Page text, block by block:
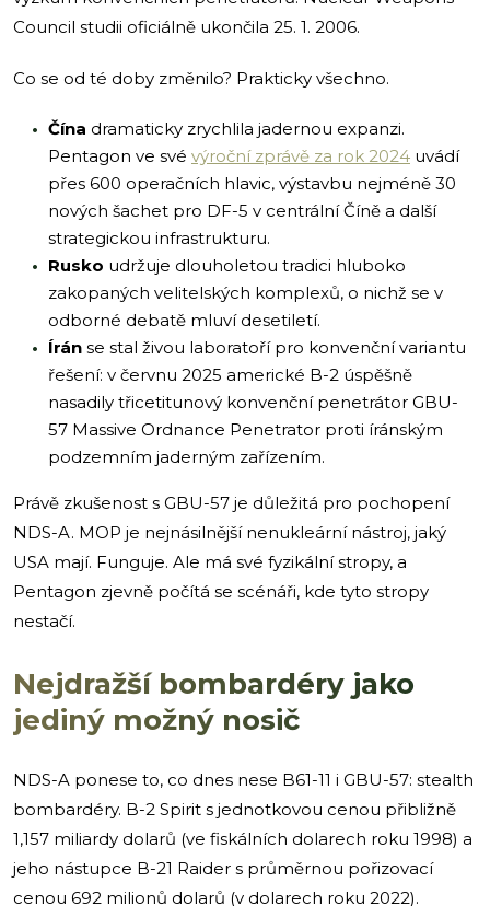
Council studii oficiálně ukončila 25. 1. 2006.
Co se od té doby změnilo? Prakticky všechno.
Čína dramaticky zrychlila jadernou expanzi.
Pentagon ve své výroční zprávě za rok 2024 uvádí
přes 600 operačních hlavic, výstavbu nejméně 30
nových šachet pro DF-5 v centrální Číně a další
strategickou infrastrukturu.
Rusko udržuje dlouholetou tradici hluboko
zakopaných velitelských komplexů, o nichž se v
odborné debatě mluví desetiletí.
Írán se stal živou laboratoří pro konvenční variantu
řešení: v červnu 2025 americké B-2 úspěšně
nasadily třicetitunový konvenční penetrátor GBU-
57 Massive Ordnance Penetrator proti íránským
podzemním jaderným zařízením.
Právě zkušenost s GBU-57 je důležitá pro pochopení
NDS-A. MOP je nejnásilnější nenukleární nástroj, jaký
USA mají. Funguje. Ale má své fyzikální stropy, a
Pentagon zjevně počítá se scénáři, kde tyto stropy
nestačí.
Nejdražší bombardéry jako
jediný možný nosič
NDS-A ponese to, co dnes nese B61-11 i GBU-57: stealth
bombardéry. B-2 Spirit s jednotkovou cenou přibližně
1,157 miliardy dolarů (ve fiskálních dolarech roku 1998) a
jeho nástupce B-21 Raider s průměrnou pořizovací
cenou 692 milionů dolarů (v dolarech roku 2022).